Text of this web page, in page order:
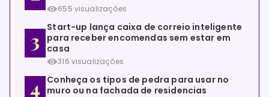
655 visualizações
Start-up lança caixa de correio inteligente
para receber encomendas sem estar em
casa
316 visualizações
Conheça os tipos de pedra para usar no
muro ou na fachada de residencias